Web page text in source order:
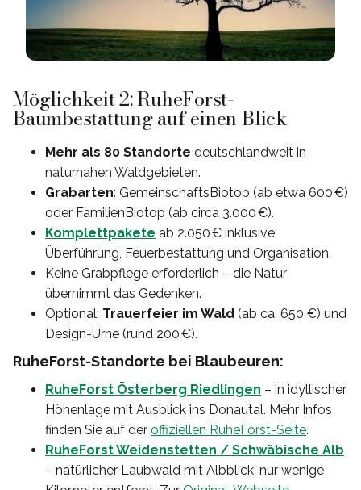
Möglichkeit 2: RuheForst-
Baumbestattung auf einen Blick
Mehr als 80 Standorte deutschlandweit in
naturnahen Waldgebieten.
Grabarten: GemeinschaftsBiotop (ab etwa 600 €)
oder FamilienBiotop (ab circa 3.000 €).
Komplettpakete ab 2.050 € inklusive
Überführung, Feuerbestattung und Organisation.
Keine Grabpflege erforderlich – die Natur
übernimmt das Gedenken.
Optional: Trauerfeier im Wald (ab ca. 650 €) und
Design-Urne (rund 200 €).
RuheForst-Standorte bei Blaubeuren:
RuheForst Österberg Riedlingen – in idyllischer
Höhenlage mit Ausblick ins Donautal. Mehr Infos
finden Sie auf der offiziellen RuheForst-Seite.
RuheForst Weidenstetten / Schwäbische Alb
– natürlicher Laubwald mit Albblick, nur wenige